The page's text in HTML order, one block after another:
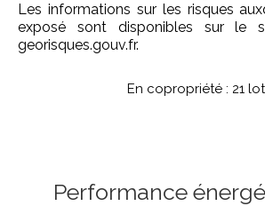
Les informations sur les risques
exposé sont disponibles sur le
georisques.gouv.fr.
En copropriété : 21
Performance